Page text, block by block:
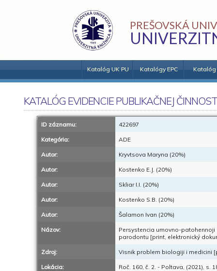
PREŠOVSKÁ
Katalóg UK PU Katalógy EPC Katalóg
KATALÓG EVIDENCIE PUBLIKAČNEJ
ID záznamu: 422697
Kategória: ADE
Autor: Kryvtsova Maryna (20%)
Autor: Kostenko E.J. (20%)
Autor: Skliar I.I. (20%)
Autor: Kostenko S.B. (20%)
Autor: Šalamon Ivan (20%)
Názov:
Persystencia umovno-
parodontu [print, elektronický
Zdroj: Visnik problem biologiji i medicini
Lokácia: Roč. 160, č. 2. - Poltava, (2021), s.